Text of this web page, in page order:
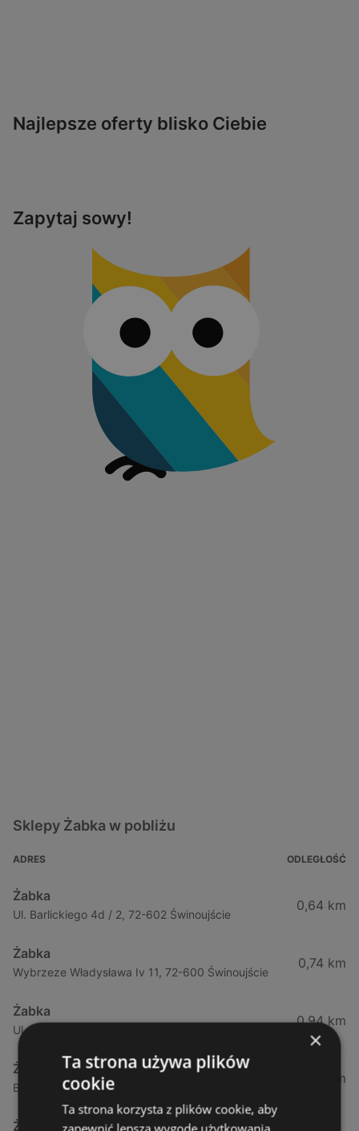
Najlepsze oferty blisko Ciebie
Zapytaj sowy!
Sklepy Żabka w pobliżu
ADRES ODLEGŁOŚĆ
Żabka
Ul. Barlickiego 4d / 2, 72-602 Świnoujście
0,64 km
Żabka
Wybrzeze Władysława Iv 11, 72-600 Świnoujście
0,74 km
Żabka
Ul. Bohaterów Września 49, 72-600 Świnoujście
0,94 km
Żabka
Bohaterów Września 52, 72-600 Świnoujście
1,02 km
Żabka
×
Ta strona używa plików
cookie
Ta strona korzysta z plików cookie, aby